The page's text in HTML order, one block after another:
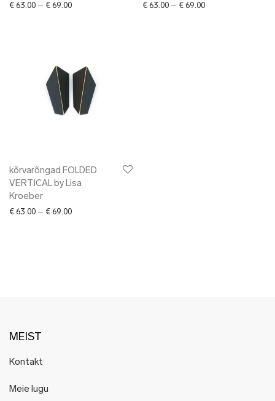
€ 63.00 – € 69.00Price range: € 63.00 through € 69.00
€ 63.00 – € 69.00Price range: €
kõrvarõngad FOLDED
VERTICAL by Lisa
Kroeber
€ 63.00 – € 69.00Price range: € 63.00 through € 69.00
MEIST
Kontakt
Meie lugu